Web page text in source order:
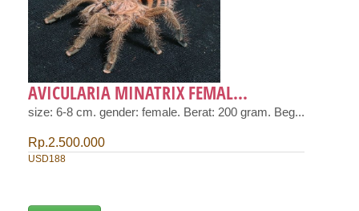
AVICULARIA MINATRIX FEMAL...
size: 6-8 cm. gender: female. Berat: 200 gram. Beg...
Rp.2.500.000
USD188